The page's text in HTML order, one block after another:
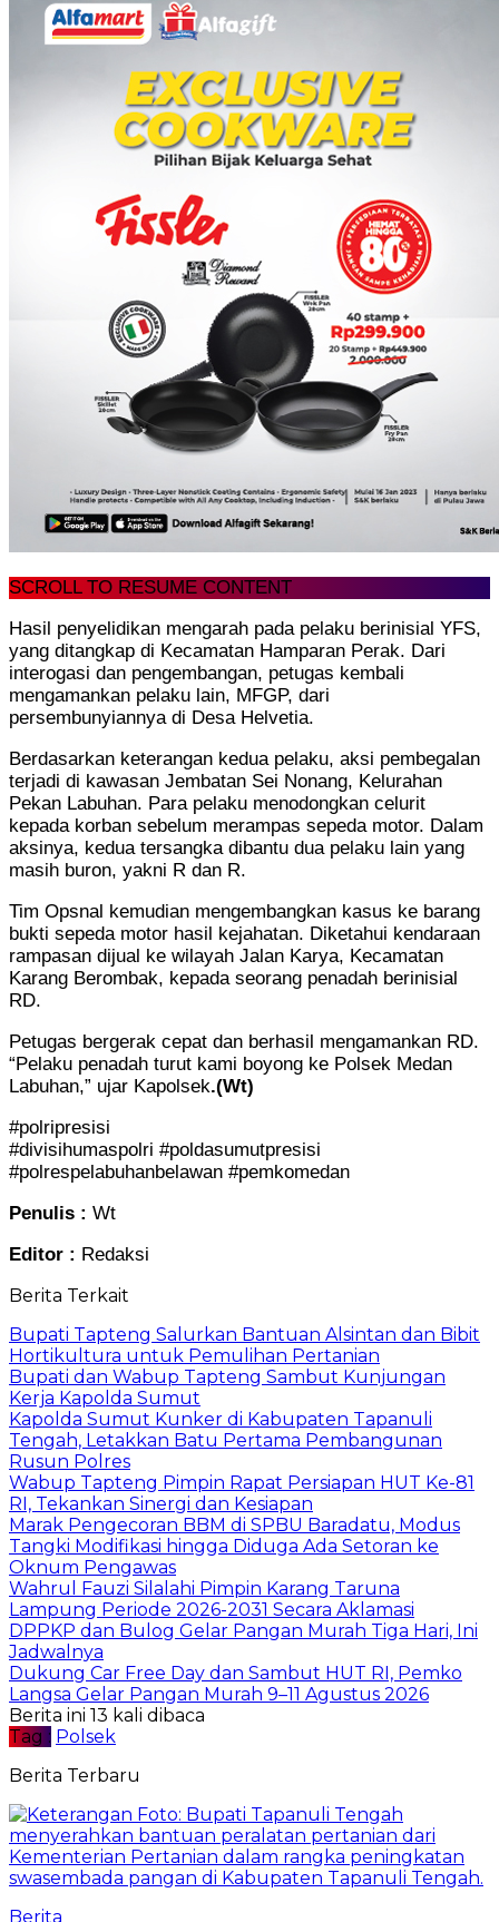
SCROLL TO RESUME CONTENT
Hasil penyelidikan mengarah pada pelaku berinisial YFS,
yang ditangkap di Kecamatan Hamparan Perak. Dari
interogasi dan pengembangan, petugas kembali
mengamankan pelaku lain, MFGP, dari
persembunyiannya di Desa Helvetia.
Berdasarkan keterangan kedua pelaku, aksi pembegalan
terjadi di kawasan Jembatan Sei Nonang, Kelurahan
Pekan Labuhan. Para pelaku menodongkan celurit
kepada korban sebelum merampas sepeda motor. Dalam
aksinya, kedua tersangka dibantu dua pelaku lain yang
masih buron, yakni R dan R.
Tim Opsnal kemudian mengembangkan kasus ke barang
bukti sepeda motor hasil kejahatan. Diketahui kendaraan
rampasan dijual ke wilayah Jalan Karya, Kecamatan
Karang Berombak, kepada seorang penadah berinisial
RD.
Petugas bergerak cepat dan berhasil mengamankan RD.
“Pelaku penadah turut kami boyong ke Polsek Medan
Labuhan,” ujar Kapolsek.(Wt)
#polripresisi
#divisihumaspolri #poldasumutpresisi
#polrespelabuhanbelawan #pemkomedan
Penulis : Wt
Editor : Redaksi
Berita Terkait
Bupati Tapteng Salurkan Bantuan Alsintan dan Bibit
Hortikultura untuk Pemulihan Pertanian
Bupati dan Wabup Tapteng Sambut Kunjungan
Kerja Kapolda Sumut
Kapolda Sumut Kunker di Kabupaten Tapanuli
Tengah, Letakkan Batu Pertama Pembangunan
Rusun Polres
Wabup Tapteng Pimpin Rapat Persiapan HUT Ke-81
RI, Tekankan Sinergi dan Kesiapan
Marak Pengecoran BBM di SPBU Baradatu, Modus
Tangki Modifikasi hingga Diduga Ada Setoran ke
Oknum Pengawas
Wahrul Fauzi Silalahi Pimpin Karang Taruna
Lampung Periode 2026-2031 Secara Aklamasi
DPPKP dan Bulog Gelar Pangan Murah Tiga Hari, Ini
Jadwalnya
Dukung Car Free Day dan Sambut HUT RI, Pemko
Langsa Gelar Pangan Murah 9–11 Agustus 2026
Berita ini 13 kali dibaca
Tag : Polsek
Berita Terbaru
Berita